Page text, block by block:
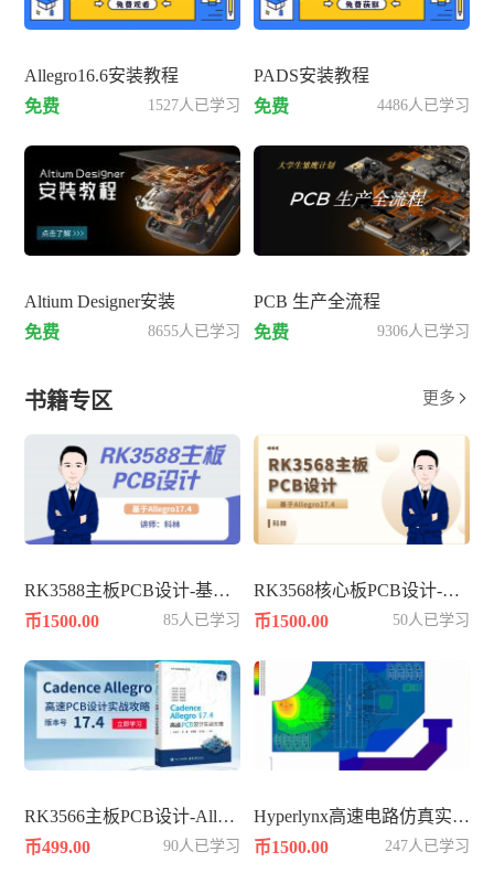
Allegro16.6安装教程
免费
1527人已学习
PADS安装教程
免费
4486人已学习
Altium Designer安装
免费
8655人已学习
PCB 生产全流程
免费
9306人已学习
书籍专区 更多 
RK3588主板PCB设计-基于Allegro17.4
币1500.00
85人已学习
RK3568核心板PCB设计-基于Allegro17.4
币1500.00
50人已学习
RK3566主板PCB设计-Allegro17.4
币499.00
90人已学习
Hyperlynx高速电路仿真实战知识
币1500.00
247人已学习